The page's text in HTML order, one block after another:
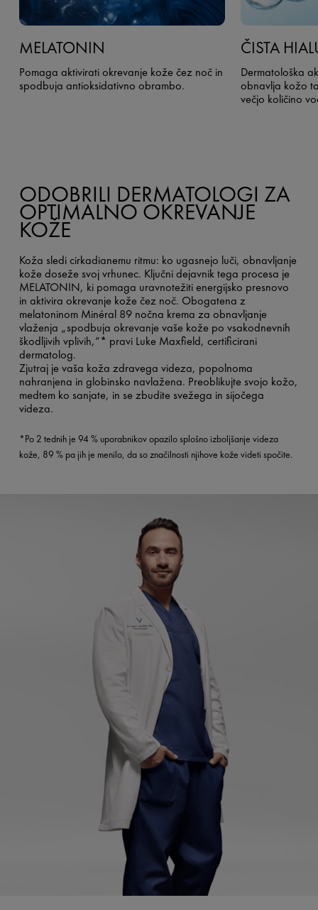
MELATONIN
Pomaga aktivirati okrevanje kože čez noč in
spodbuja antioksidativno obrambo.
ČISTA
Dermatološka
obnavlja kožo
večjo količino
ODOBRILI DERMATOLOGI ZA
OPTIMALNO OKREVANJE
KOŽE
Koža sledi cirkadianemu ritmu: ko ugasnejo luči, obnavljanje
kože doseže svoj vrhunec. Ključni dejavnik tega procesa je
MELATONIN, ki pomaga uravnotežiti energijsko presnovo
in aktivira okrevanje kože čez noč. Obogatena z
melatoninom Minéral 89 nočna krema za obnavljanje
vlaženja „spodbuja okrevanje vaše kože po vsakodnevnih
škodljivih vplivih,”* pravi Luke Maxfield, certificirani
dermatolog.
Zjutraj je vaša koža zdravega videza, popolnoma
nahranjena in globinsko navlažena. Preoblikujte svojo kožo,
medtem ko sanjate, in se zbudite svežega in sijočega
videza.
*Po 2 tednih je 94 % uporabnikov opazilo splošno izboljšanje videza
kože, 89 % pa jih je menilo, da so značilnosti njihove kože videti spočite.